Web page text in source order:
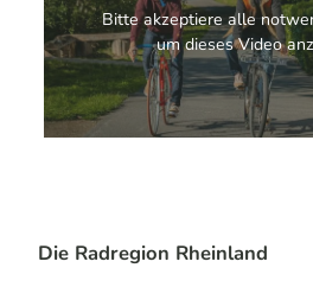
Bitte akzeptiere alle
um dieses Video
Die Radregion Rheinland